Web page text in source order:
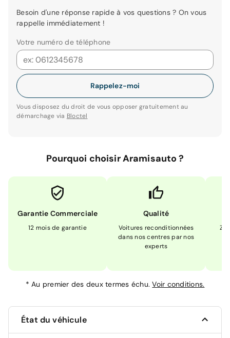
Besoin d'une réponse rapide à vos questions ? On vous
rappelle immédiatement !
Votre numéro de téléphone
Rappelez-moi
Vous disposez du droit de vous opposer gratuitement au
démarchage via Bloctel
Pourquoi choisir Aramisauto ?
Garantie Commerciale
12 mois de garantie
Qualité
Voitures reconditionnées
dans nos centres par nos
experts
*Au premier des deux termes échu.Voir conditions.
État du véhicule